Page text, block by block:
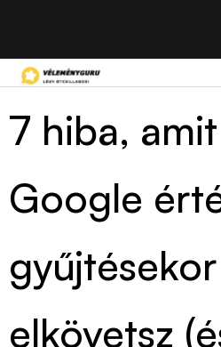
7 hiba,
Google
gyűjtésekor
elkövetsz